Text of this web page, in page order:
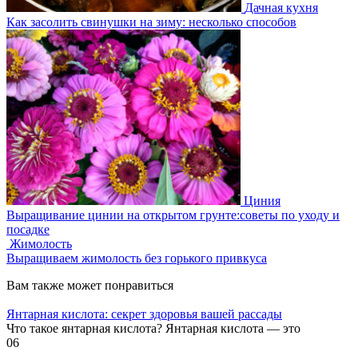
Дачная кухня
Как засолить свинушки на зиму: несколько способов
Циния
Выращивание цинии на открытом грунте:советы по уходу и
посадке
Жимолость
Выращиваем жимолость без горького привкуса
Вам также может понравиться
Янтарная кислота: секрет здоровья вашей рассады
Что такое янтарная кислота? Янтарная кислота — это
06